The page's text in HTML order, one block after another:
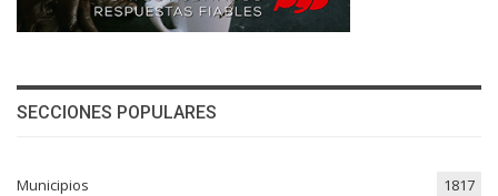
SECCIONES POPULARES
Municipios 1817